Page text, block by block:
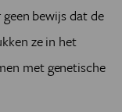
bewijs dat de
ze in het
met genetische